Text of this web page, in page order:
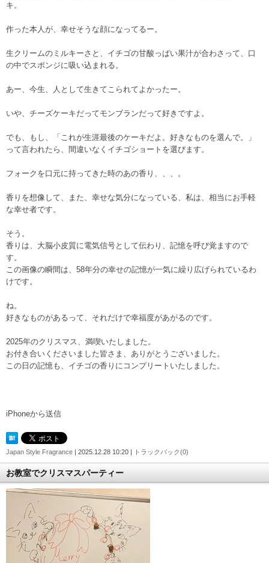
キ。
作った本人が、幸せそうな顔になってるー。
生クリームのミルキーさと、イチゴの甘酸っぱい果汁が合わさって、口
の中でスポンジに吸い込まれる。
あー、今生、人として生きてこられてよかったー。
いや、チーズケーキだってモンブランだって好きですよ。
でも、もし、「これが生涯最後のケーキだよ。好きなものを選んで。」
って言われたら、間違いなくイチゴショートを選びます。
フォークを口元に持ってきた時のあの香り、、、。
香りを想像して、また、幸せな気分になっている、私は、相当にお手軽
な幸せ者です。
そう。
香りは、大脳小皮質に電気信号として伝わり、記憶を呼び覚ますので
す。
この画像の瞬間は、58年分の幸せの記憶が一気に繰り広げられているわ
けです。
ね。
好きなものがあるって、それだけで幸福度があがるのです。
2025年のクリスマス、満喫いたしました。
お付き合いくださいました皆さま、ありがとうございました。
この日の記憶も、イチゴの香りにコンプリートいたしました。
iPhoneから送信
Japan Style Fragrance | 2025.12.28 10:20 | トラックバック(0)
お教室でクリスマスパーティー